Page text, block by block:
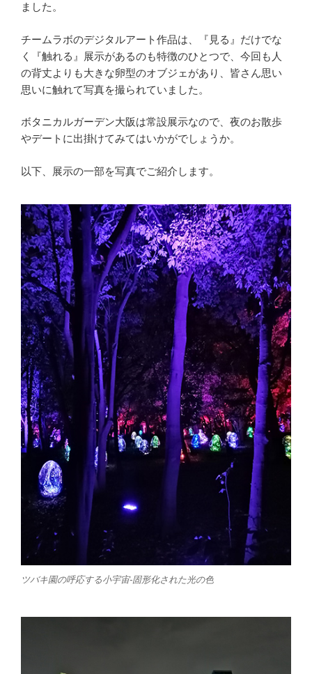
ました。
チームラボのデジタルアート作品は、『見る』だけでな
く『触れる』展示があるのも特徴のひとつで、今回も人
の背丈よりも大きな卵型のオブジェがあり、皆さん思い
思いに触れて写真を撮られていました。
ボタニカルガーデン大阪は常設展示なので、夜のお散歩
やデートに出掛けてみてはいかがでしょうか。
以下、展示の一部を写真でご紹介します。
ツバキ園の呼応する小宇宙-固形化された光の色